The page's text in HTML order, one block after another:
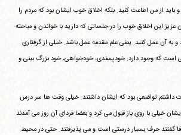
باید از من اطاعت کنید. بلکه اخلاق خوب ایشان بود که مردم را
این اخلاق خوب را در جلساتی که دارید با خواندن و مباحثه
به آن عمل کنید. یعنی علم مقدمه عمل باشد. خیلی از گرفتاری
است که وجود دارد. خودپسندی، خودخواهی، خود بزرگ بینی و
داشتم تواضعی بود که ایشان داشتند. خیلی وقت ها سر درس
خیلی با روی باز قبول می کرد و بعضا فردای آن روز می آمدند
گفتند حرف بسیار درستی است و می پذیرفتند. حتی در محیط